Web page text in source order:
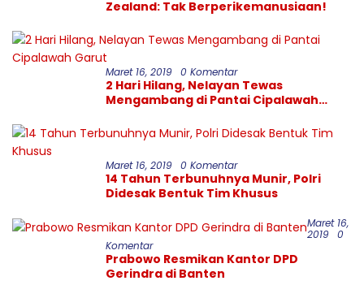
Zealand: Tak Berperikemanusiaan!
Maret 16, 2019 0 Komentar
2 Hari Hilang, Nelayan Tewas
Mengambang di Pantai Cipalawah
Maret 16, 2019 0 Komentar
14 Tahun Terbunuhnya Munir, Polri
Didesak Bentuk Tim Khusus
Maret 16,
2019
0
Komentar
Prabowo Resmikan Kantor DPD
Gerindra di Banten